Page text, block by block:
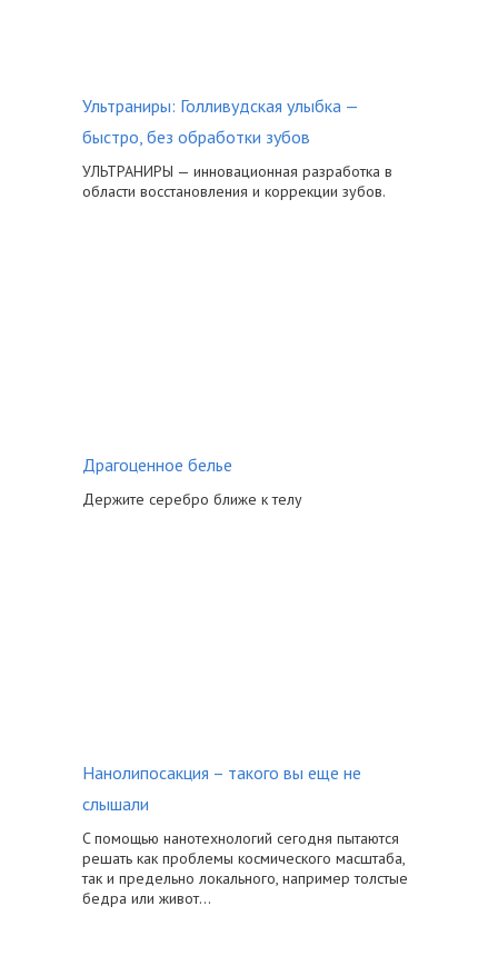
Ультраниры: Голливудская улыбка —
быстро, без обработки зубов
УЛЬТРАНИРЫ — инновационная разработка в
области восстановления и коррекции зубов.
Драгоценное белье
Держите серебро ближе к телу
Нанолипосакция – такого вы еще не
слышали
C помощью нанотехнологий сегодня пытаются
решать как проблемы космического масштаба,
так и предельно локального, например толстые
бедра или живот…